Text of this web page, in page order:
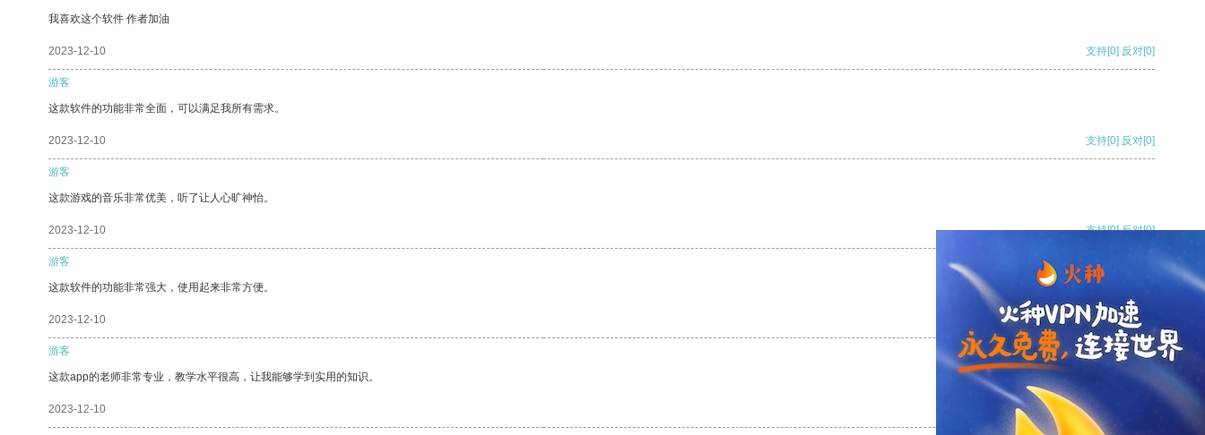
我喜欢这个软件 作者加油
2023-12-10 支持[0] 反对[0]
游客
这款软件的功能非常全面，可以满足我所有需求。
2023-12-10 支持[0] 反对[0]
游客
这款游戏的音乐非常优美，听了让人心旷神怡。
2023-12-10 支持[0] 反对[0]
游客
这款软件的功能非常强大，使用起来非常方便。
2023-12-10 支持[0] 反对
游客
这款app的老师非常专业，教学水平很高，让我能够学到实用的知识。
2023-12-10 支持